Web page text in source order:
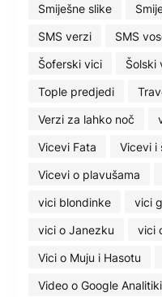
Smiješne slike
SMS verzi
SMS
Šoferski vici
Šolski
Tople predjedi
Verzi za lahko noč
Vicevi Fata
Vicevi i
Vicevi o plavušama
vici blondinke
vici
vici o Janezku
vici
Vici o Muju i Hasotu
Video o Google Analitiki